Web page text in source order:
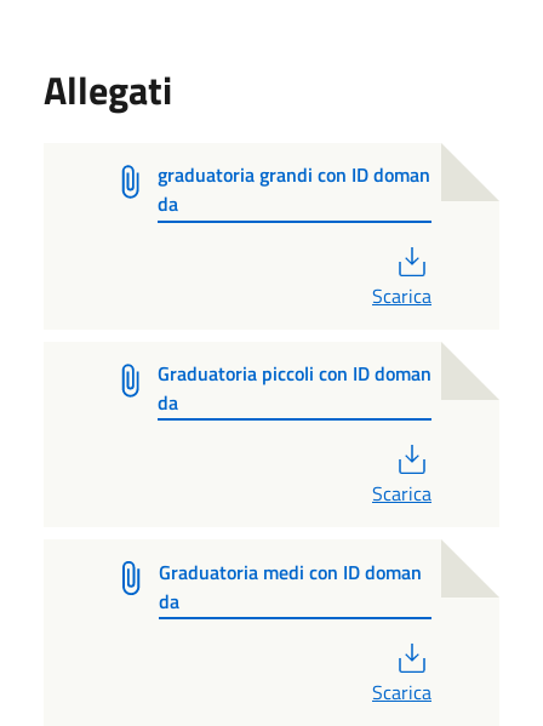
Allegati
graduatoria grandi con ID doman
da
Scarica
Graduatoria piccoli con ID doman
da
Scarica
Graduatoria medi con ID doman
da
Scarica